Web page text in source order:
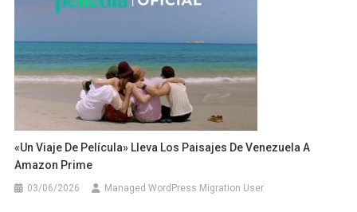
«Un Viaje De Película» Lleva Los Paisajes De Venezuela A
Amazon Prime
03/06/2026 Managed WordPress Migration User